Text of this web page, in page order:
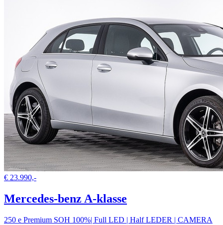
€ 23.990,-
Mercedes-benz A-klasse
250 e Premium SOH 100%| Full LED | Half LEDER | CAMERA